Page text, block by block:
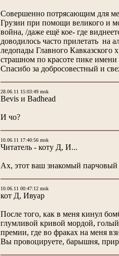
Совершенно потрясающим для
Грузии при помощи великого и
война, /даже ещё кое- где
доводилось часто прилетать на
ледопады Главного Кавказского
страшном по красоте пике
Спасибо за добросовестный и
28.06.11 15:03:49 msk
Bevis и Badhead
И чо?
10.06.11 17:40:56 msk
Читатель - коту Д, И...
Ах, этот ваш знакомый парчовый
10.06.11 00:47:12 msk
кот Д, Ивуар
После того, как в меня кинул
глумливой кривой мордой,
премии, где во фраках на меня
Вы провоцируете, барышня,